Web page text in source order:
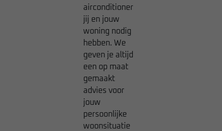
airconditioner
jij en jouw
woning nodig
hebben. We
geven je altijd
een op maat
gemaakt
advies voor
jouw
persoonlijke
woonsituatie